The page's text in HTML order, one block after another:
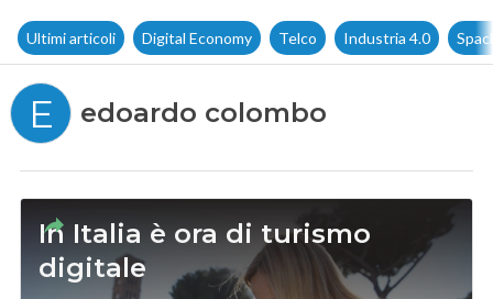
Ultimi articoli Digital Economy Telco Industria 4.0
E edoardo colombo
In Italia è ora di turismo
digitale